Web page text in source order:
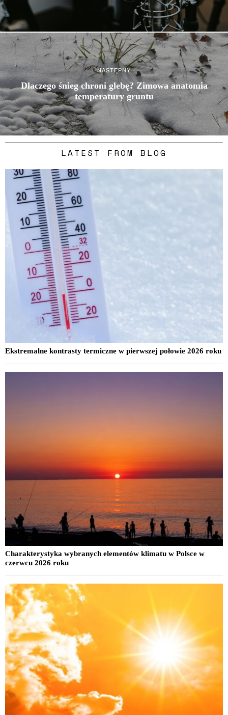
NASTĘPNY
Dlaczego śnieg chroni glebę? Zimowa anatomia
temperatury gruntu
LATEST FROM BLOG
Ekstremalne kontrasty termiczne w pierwszej połowie 2026 roku
Charakterystyka wybranych elementów klimatu w Polsce w
czerwcu 2026 roku